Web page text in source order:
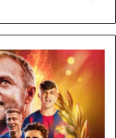
البلوغرانا
حسم